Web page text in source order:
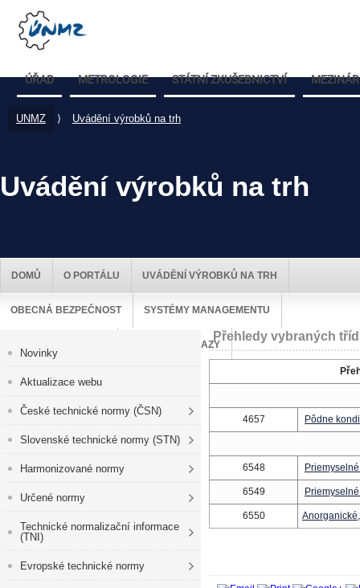
ÚŘAD METROLOGIE STÁTNÍ ZKUŠEBNICTVÍ
UNMZ ⟩ Uvádění výrobků na trh
Uvádění výrobků na trh
DOMŮ O PORTÁLU UVÁDĚNÍ VÝROBKŮ NA TRH
OBECNÁ BEZPEČNOST SYSTÉMY MANAGEMENTU
UŽITEČNÉ ODKAZY
Novinky
Aktualizace webu
České technické normy (ČSN)
Slovenské technické normy (STN)
Harmonizované normy
Určené normy
Technické normalizační informace
(TNI)
Evropské technické normy
Přehledy vybraných
4657 Pôdne
6548
6549
6550